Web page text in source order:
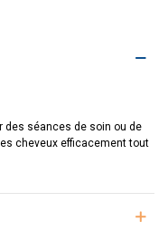
des séances de soin ou de
cheveux efficacement tout